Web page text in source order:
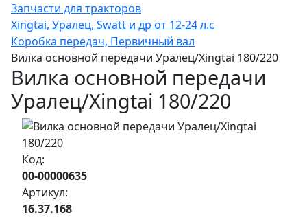
Запчасти для тракторов
Xingtai, Уралец, Swatt и др от 12-24 л.с
Коробка передач, Первичный вал
Вилка основной передачи Уралец/Xingtai 180/220
Вилка основной передачи
Уралец/Xingtai 180/220
Код:
00-00000635
Артикул:
16.37.168